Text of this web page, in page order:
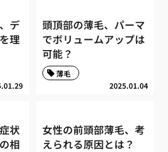
デ
理
頭頂部の薄毛、パーマ
でボリュームアップは
可能？
2025.01.04
薄毛
状
相
女性の前頭部薄毛、考
えられる原因とは？